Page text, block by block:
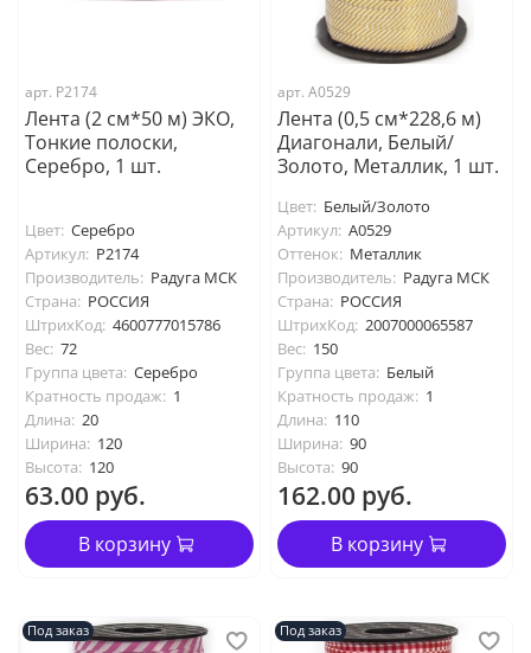
арт. P2174
Лента (2 см*50 м) ЭКО,
Тонкие полоски,
Серебро, 1 шт.
Цвет: Серебро
Артикул: P2174
Производитель: Радуга МСК
Страна: РОССИЯ
ШтрихКод: 4600777015786
Вес: 72
Группа цвета: Серебро
Кратность продаж: 1
Длина: 20
Ширина: 120
Высота: 120
63.00 руб.
В корзину
арт. А0529
Лента (0,5 см*228,6 м)
Диагонали, Белый/
Золото, Металлик, 1 шт.
Цвет: Белый/Золото
Артикул: А0529
Оттенок: Металлик
Производитель: Радуга МСК
Страна: РОССИЯ
ШтрихКод: 2007000065587
Вес: 150
Группа цвета: Белый
Кратность продаж: 1
Длина: 110
Ширина: 90
Высота: 90
162.00 руб.
В корзину
Под заказ Под заказ